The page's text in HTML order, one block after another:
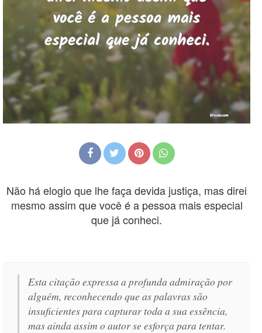
Não há elogio que lhe faça devida justiça, mas direi
mesmo assim que você é a pessoa mais especial
que já conheci.
Esta citação expressa a profunda admiração por
alguém, reconhecendo que as palavras são
insuficientes para capturar toda a sua essência,
mas ainda assim o autor se esforça para tentar.